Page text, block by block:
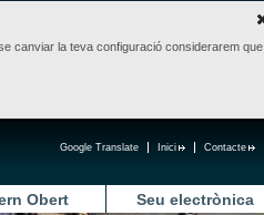
canviar la teva configuració considerarem que
Contacte
Inici
Google Translate
Obert Seu electrònica